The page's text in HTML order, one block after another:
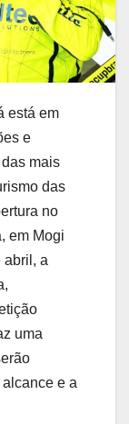
está em
e
mais
das
no
em Mogi
abril, a
uma
e a